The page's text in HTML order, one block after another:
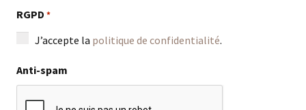
newsletter
RGPD *
J’accepte la politique de confidentialité.
Anti-spam